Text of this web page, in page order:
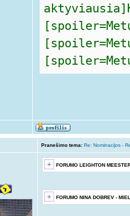
Pranešimo tema: Re: Nominacijos -
FORUMO LEIGHTON
FORUMO NINA DOBREV -